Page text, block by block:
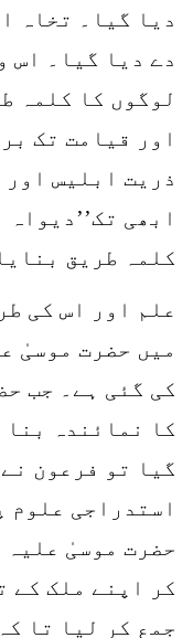
دیا گیا۔ تخاہ
دے دیا گیا۔ اس
لوگوں کا کلمہ
اور قیامت تک
ذریت ابلیس
ابھی تک’’دیواہ
کلمہ طریق
علم اور اس کی
میں حضرت موسیٰ
کی گئی ہے۔ جب
کا نمائندہ بنا
گیا تو فرعون
استدراجی علوم
حضرت موسیٰ علیہ
کر اپنے ملک کے
جمع کر لیا تا